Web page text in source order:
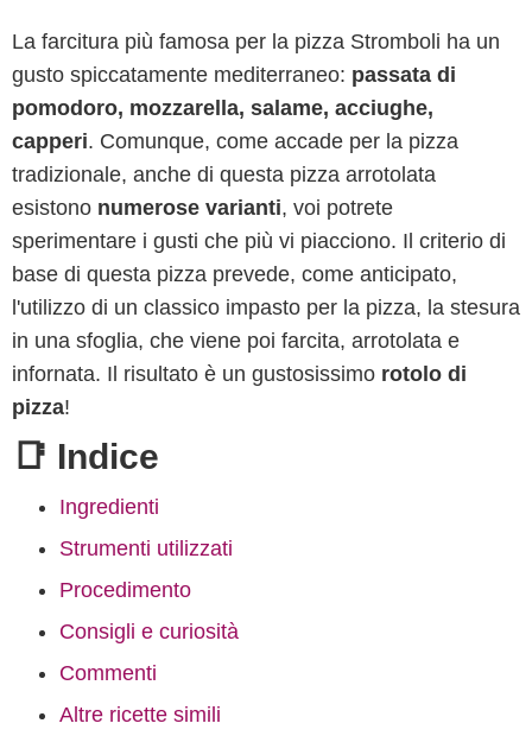
La farcitura più famosa per la pizza Stromboli ha un
gusto spiccatamente mediterraneo: passata di
pomodoro, mozzarella, salame, acciughe,
capperi. Comunque, come accade per la pizza
tradizionale, anche di questa pizza arrotolata
esistono numerose varianti, voi potrete
sperimentare i gusti che più vi piacciono. Il criterio di
base di questa pizza prevede, come anticipato,
l'utilizzo di un classico impasto per la pizza, la stesura
in una sfoglia, che viene poi farcita, arrotolata e
infornata. Il risultato è un gustosissimo rotolo di
pizza!
📑 Indice
Ingredienti
Strumenti utilizzati
Procedimento
Consigli e curiosità
Commenti
Altre ricette simili